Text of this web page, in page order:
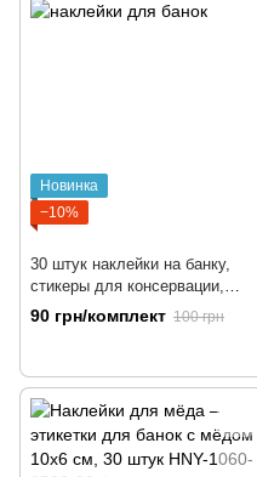
Новинка
−10%
30 штук наклейки на банку,
стикеры для консервации,
кухонные этикетки на банки
10x6 cм
90 грн/комплект 100 грн